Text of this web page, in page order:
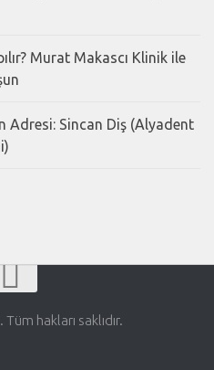
Murat Makascı Klinik ile
Adresi: Sincan Diş (Alyadent
hakları saklıdır.